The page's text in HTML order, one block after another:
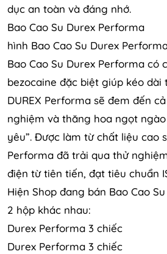
dục an toàn và đáng nhớ.
Bao Cao Su Durex Performa
hình Bao Cao Su Durex
Bao Cao Su Durex Performa có
bezocaine đặc biệt giúp kéo dài
DUREX Performa sẽ đem đến
nghiệm và thăng hoa ngọt
yêu”. Được làm từ chất liệu cao
Performa đã trải qua thử
điện từ tiên tiến, đạt tiêu chuẩn
Hiện Shop đang bán Bao Cao
2 hộp khác nhau:
Durex Performa 3 chiếc
Durex Performa 3 chiếc